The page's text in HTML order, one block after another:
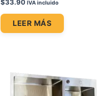
$33.90 IVA incluido
LEER MÁS